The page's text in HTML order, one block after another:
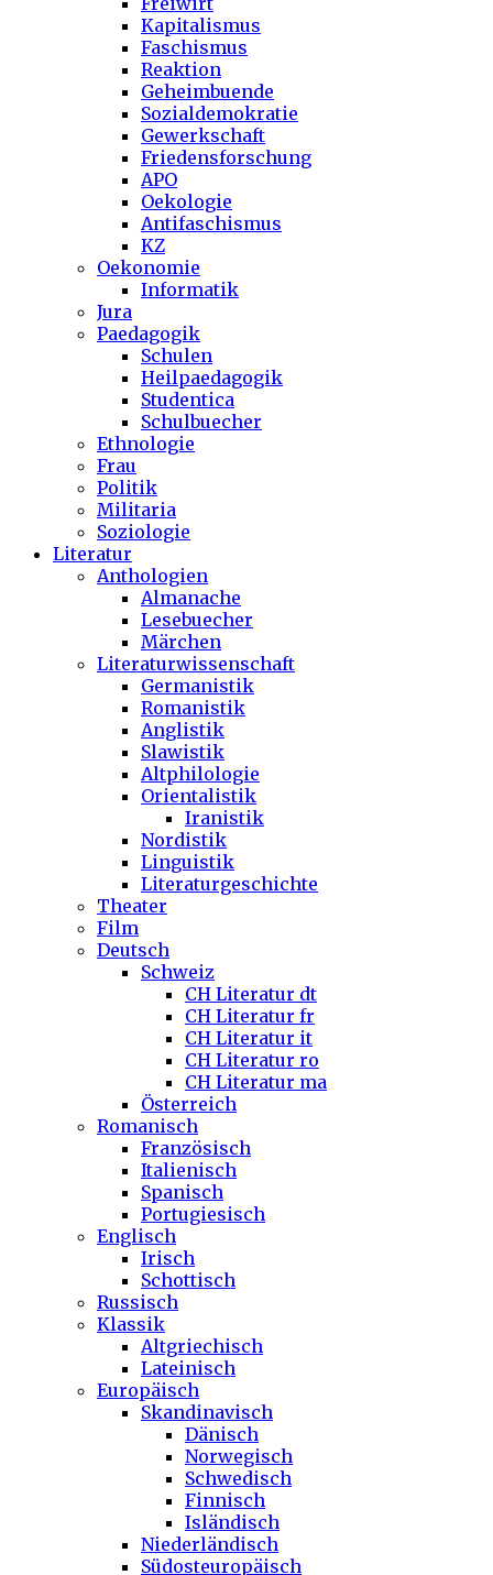
Kapitalismus
Faschismus
Reaktion
Geheimbuende
Sozialdemokratie
Gewerkschaft
Friedensforschung
APO
Oekologie
Antifaschismus
KZ
Oekonomie
Informatik
Jura
Paedagogik
Schulen
Heilpaedagogik
Studentica
Schulbuecher
Ethnologie
Frau
Politik
Militaria
Soziologie
Literatur
Anthologien
Almanache
Lesebuecher
Märchen
Literaturwissenschaft
Germanistik
Romanistik
Anglistik
Slawistik
Altphilologie
Orientalistik
Iranistik
Nordistik
Linguistik
Literaturgeschichte
Theater
Film
Deutsch
Schweiz
CH Literatur dt
CH Literatur fr
CH Literatur it
CH Literatur ro
CH Literatur ma
Österreich
Romanisch
Französisch
Italienisch
Spanisch
Portugiesisch
Englisch
Irisch
Schottisch
Russisch
Klassik
Altgriechisch
Lateinisch
Europäisch
Skandinavisch
Dänisch
Norwegisch
Schwedisch
Finnisch
Isländisch
Niederländisch
Südosteuropäisch